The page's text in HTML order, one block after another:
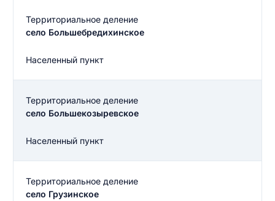
Территориальное деление
село Большебредихинское
Населенный пункт
Территориальное деление
село Большекозыревское
Населенный пункт
Территориальное деление
село Грузинское